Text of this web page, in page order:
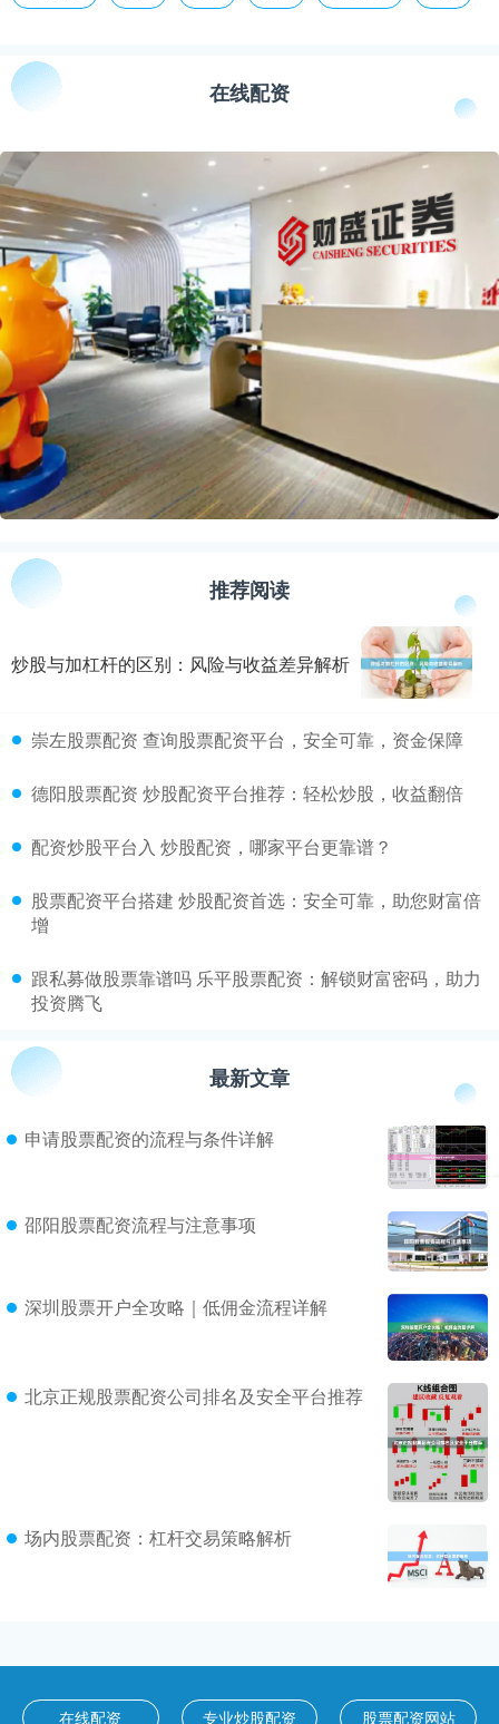
在线配资
推荐阅读
炒股与加杠杆的区别：风险与收益差异解析
​崇左股票配资 查询股票配资平台，安全可靠，资金保障
​德阳股票配资 炒股配资平台推荐：轻松炒股，收益翻倍
​配资炒股平台入 炒股配资，哪家平台更靠谱？
​股票配资平台搭建 炒股配资首选：安全可靠，助您财富倍
增
​跟私募做股票靠谱吗 乐平股票配资：解锁财富密码，助力
投资腾飞
最新文章
申请股票配资的流程与条件详解
邵阳股票配资流程与注意事项
深圳股票开户全攻略｜低佣金流程详解
北京正规股票配资公司排名及安全平台推荐
场内股票配资：杠杆交易策略解析
在线配资 专业炒股配资 股票配资网站